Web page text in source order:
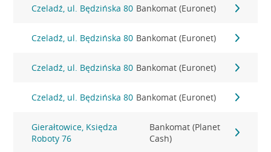
Czeladź, ul. Będzińska 80 Bankomat (Euronet)
Czeladź, ul. Będzińska 80 Bankomat (Euronet)
Czeladź, ul. Będzińska 80 Bankomat (Euronet)
Czeladź, ul. Będzińska 80 Bankomat (Euronet)
Gierałtowice, Księdza
Roboty 76
Bankomat (Planet
Cash)